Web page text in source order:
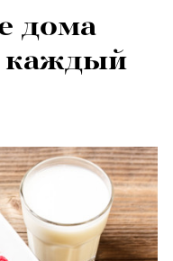
дома
каждый